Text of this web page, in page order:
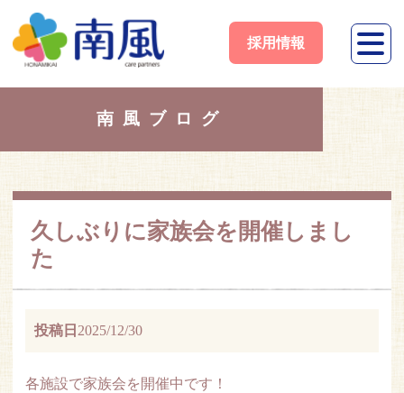
採用情報
南風ブログ
久しぶりに家族会を開催しまし
た
投稿日 2025/12/30
各施設で家族会を開催中です！